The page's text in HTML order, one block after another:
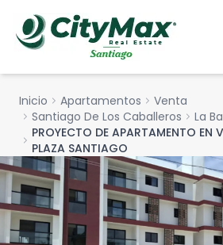
Inicio chevron_right Apartamentos chevron_right Venta
chevron_right Santiago De Los Caballeros chevron_right La
chevron_right PROYECTO DE APARTAMENTO EN
PLAZA SANTIAGO